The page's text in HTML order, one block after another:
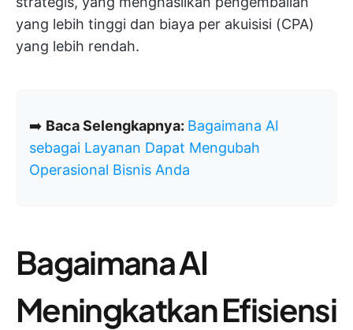
yang lebih tinggi dan biaya per akuisisi (CPA)
yang lebih rendah.
➡️ Baca Selengkapnya: Bagaimana AI
sebagai Layanan Dapat Mengubah
Operasional Bisnis Anda
Bagaimana AI
Meningkatkan Efisiensi